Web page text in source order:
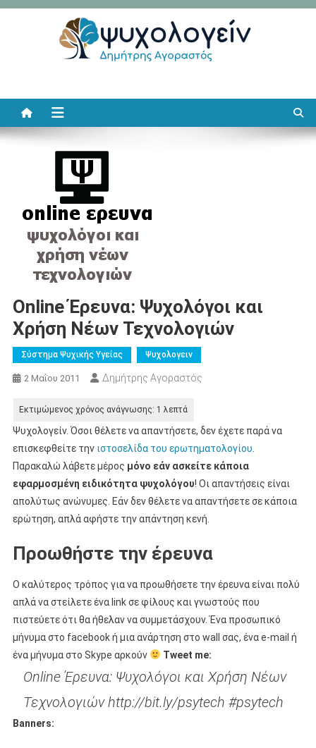
Μεταπηδήστε
Online Έρευνα: Ψυχολόγοι και
Χρήση Νέων Τεχνολογιών
Σύστημα Ψυχικής Υγείας Ψυχολογειν
2 Μαΐου 2011 Δημήτρης Αγοραστός
Ψυχολογείν. Όσοι θέλετε να απαντήσετε, δεν έχετε παρά να
επισκεφθείτε την ιστοσελίδα του ερωτηματολογίου
Παρακαλώ λάβετε μέρος μόνο εάν ασκείτε κάποια
εφαρμοσμένη ειδικότητα ψυχολόγου! Οι απαντήσεις είναι
απολύτως ανώνυμες. Εάν δεν θέλετε να απαντήσετε σε κάποια
ερώτηση, απλά αφήστε την απάντηση κενή.
Προωθήστε την έρευνα
Ο καλύτερος τρόπος για να προωθήσετε την έρευνα είναι πολύ
απλά να στείλετε ένα link σε φίλους και γνωστούς που
πιστεύετε ότι θα ήθελαν να συμμετάσχουν. Ένα προσωπικό
μήνυμα στο facebook ή μια ανάρτηση στο wall σας, ένα e-mail ή
ένα μήνυμα στο Skype αρκούν
Tweet me:
Online Έρευνα: Ψυχολόγοι και Χρήση Νέων
Τεχνολογιών http://bit.ly/psytech #psytech
Banners: